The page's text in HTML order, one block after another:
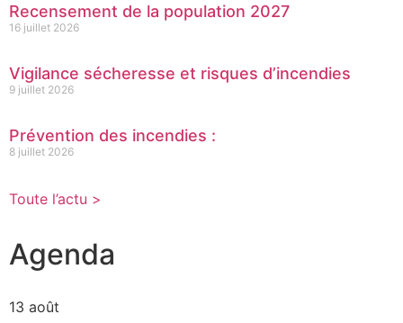
Recensement de la population 2027
16 juillet 2026
Vigilance sécheresse et risques d’incendies
9 juillet 2026
Prévention des incendies :
8 juillet 2026
Toute l’actu >
Agenda
13 août